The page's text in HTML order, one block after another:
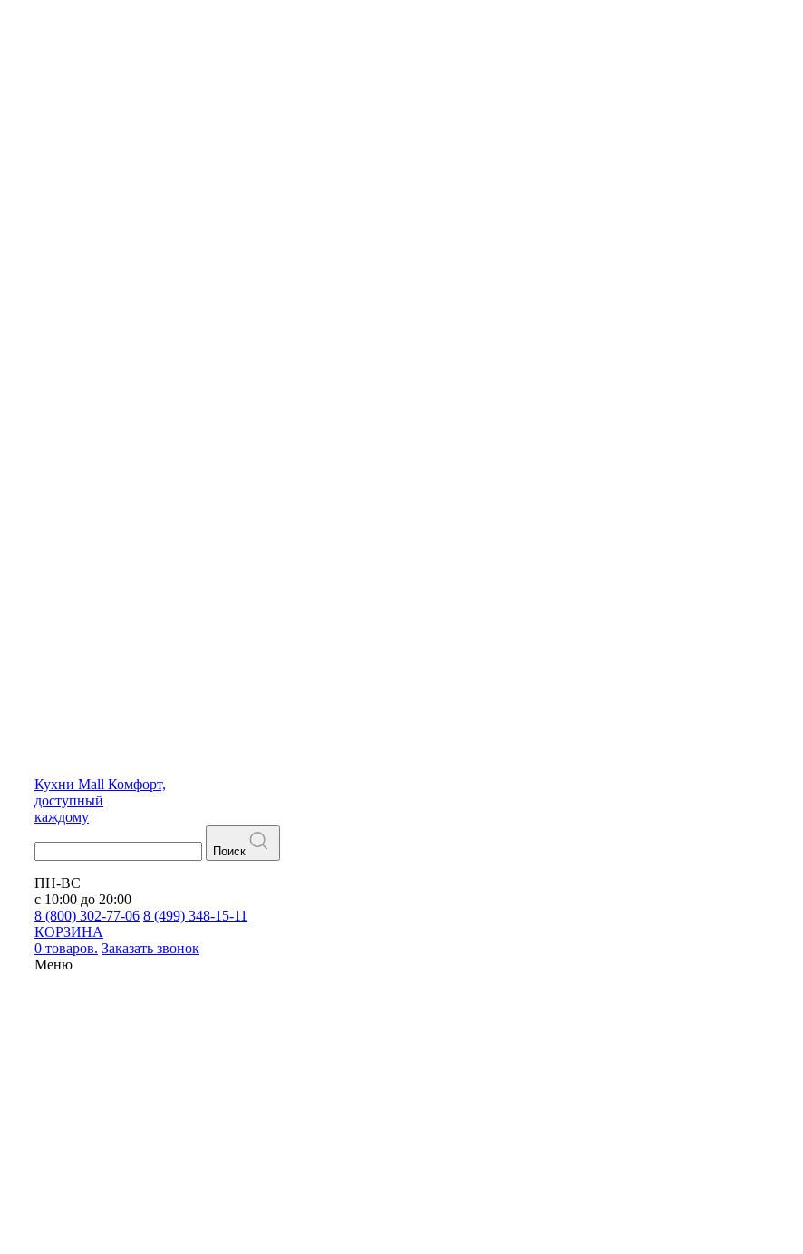
Кухни Mall Комфорт,
доступный
каждому
Поиск
ПН-ВС
с 10:00 до 20:00
8 (800) 302-77-06 8 (499) 348-15-11
КОРЗИНА
0 товаров. Заказать звонок
Меню